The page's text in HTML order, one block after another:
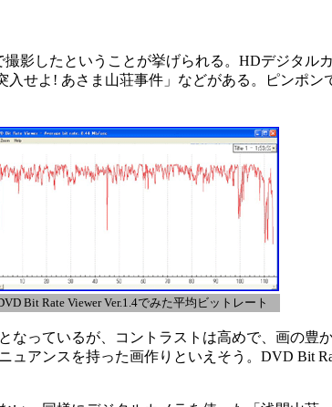
影したということが挙げられる。HDデジタル
せよ! あさま山荘事件」などがある。ピンポ
Bit Rate Viewer Ver.1.4でみた平均ビットレート
っているが、コントラストは高めで、画の豊
アンスを持った画作りといえそう。DVD Bit